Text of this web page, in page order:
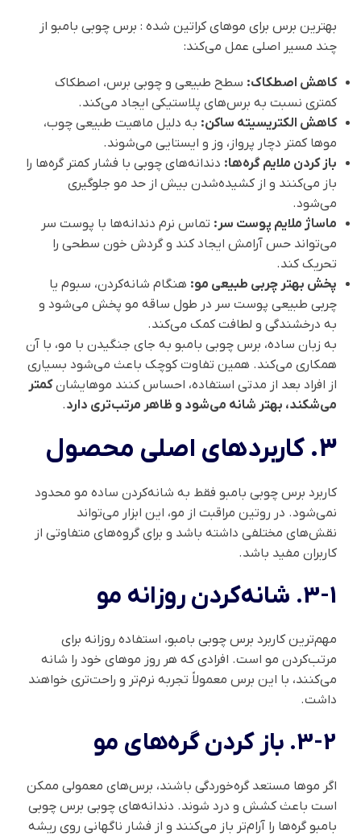
بهترین برس برای موهای کراتین شده : برس چوبی بامبو از
چند مسیر اصلی عمل می‌کند:
کاهش اصطکاک: سطح طبیعی و چوبی برس، اصطکاک
کمتری نسبت به برس‌های پلاستیکی ایجاد می‌کند.
کاهش الکتریسیته ساکن: به دلیل ماهیت طبیعی چوب،
موها کمتر دچار پرواز، وز و ایستایی می‌شوند.
باز کردن ملایم گره‌ها: دندانه‌های چوبی با فشار کمتر گره‌ها را
باز می‌کنند و از کشیده‌شدن بیش از حد مو جلوگیری
می‌شود.
ماساژ ملایم پوست سر: تماس نرم دندانه‌ها با پوست سر
می‌تواند حس آرامش ایجاد کند و گردش خون سطحی را
تحریک کند.
پخش بهتر چربی طبیعی مو: هنگام شانه‌کردن، سبوم یا
چربی طبیعی پوست سر در طول ساقه مو پخش می‌شود و
به درخشندگی و لطافت کمک می‌کند.
به زبان ساده، برس چوبی بامبو به جای جنگیدن با مو، با آن
همکاری می‌کند. همین تفاوت کوچک باعث می‌شود بسیاری
از افراد بعد از مدتی استفاده، احساس کنند موهایشانکمتر
می‌شکند، بهتر شانه می‌شود و ظاهر مرتب‌تری دارد.
3. کاربردهای اصلی محصول
کاربرد برس چوبی بامبو فقط به شانه‌کردن ساده مو محدود
نمی‌شود. در روتین مراقبت از مو، این ابزار می‌تواند
نقش‌های مختلفی داشته باشد و برای گروه‌های متفاوتی از
کاربران مفید باشد.
3-1. شانه‌کردن روزانه مو
مهم‌ترین کاربرد برس چوبی بامبو، استفاده روزانه برای
مرتب‌کردن مو است. افرادی که هر روز موهای خود را شانه
می‌کنند، با این برس معمولاً تجربه نرم‌تر و راحت‌تری خواهند
داشت.
3-2. باز کردن گره‌های مو
اگر موها مستعد گره‌خوردگی باشند، برس‌های معمولی ممکن
است باعث کشش و درد شوند. دندانه‌های چوبی برس چوبی
بامبو گره‌ها را آرام‌تر باز می‌کنند و از فشار ناگهانی روی ریشه